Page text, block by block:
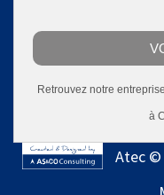
Retrouvez notre
à
Atec ©